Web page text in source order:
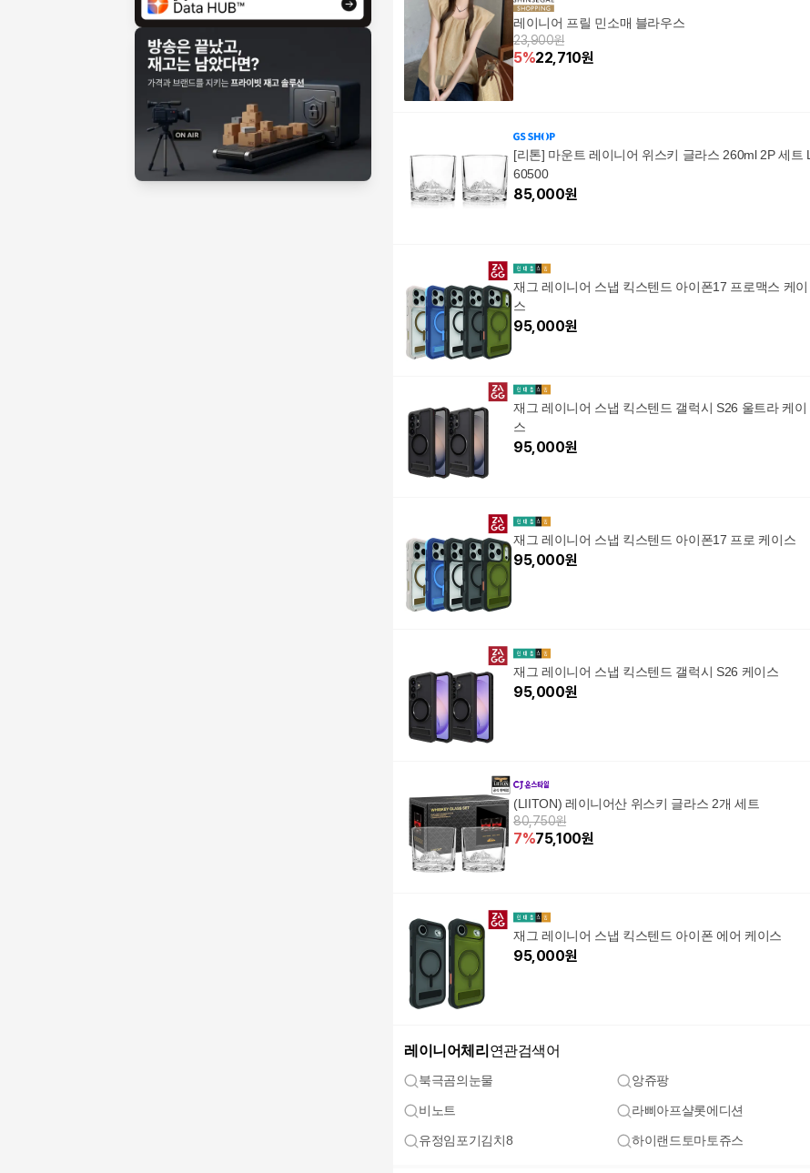
레이니어 프릴 민소매 블라우스
23,900원
5%22,710원
[리톤] 마운트 레이니어 위스키 글라스 260ml 2P 세트 L
60500
85,000원
재그 레이니어 스냅 킥스텐드 아이폰17 프로맥스 케이
스
95,000원
재그 레이니어 스냅 킥스텐드 갤럭시 S26 울트라 케이
스
95,000원
재그 레이니어 스냅 킥스텐드 아이폰17 프로 케이스
95,000원
재그 레이니어 스냅 킥스텐드 갤럭시 S26 케이스
95,000원
(LIITON) 레이니어산 위스키 글라스 2개 세트
80,750원
7%75,100원
재그 레이니어 스냅 킥스텐드 아이폰 에어 케이스
95,000원
레이니어체리 연관검색어
북극곰의눈물 앙쥬팡
비노트 라삐아프샬롯에디션
유정임포기김치8 하이랜드토마토쥬스